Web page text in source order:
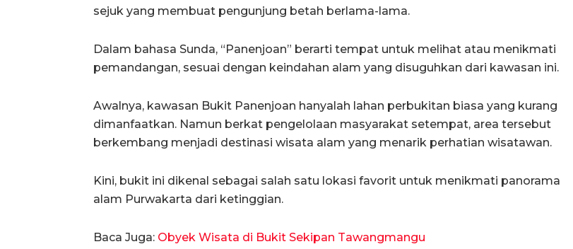
sejuk yang membuat pengunjung betah berlama-lama.
Dalam bahasa Sunda, “Panenjoan” berarti tempat untuk melihat atau menikmati
pemandangan, sesuai dengan keindahan alam yang disuguhkan dari kawasan ini.
Awalnya, kawasan Bukit Panenjoan hanyalah lahan perbukitan biasa yang kurang
dimanfaatkan. Namun berkat pengelolaan masyarakat setempat, area tersebut
berkembang menjadi destinasi wisata alam yang menarik perhatian wisatawan.
Kini, bukit ini dikenal sebagai salah satu lokasi favorit untuk menikmati panorama
alam Purwakarta dari ketinggian.
Baca Juga: Obyek Wisata di Bukit Sekipan Tawangmangu